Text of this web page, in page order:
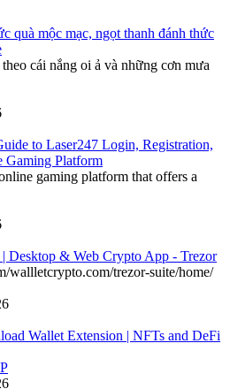
quà mộc mạc, ngọt thanh đánh thức
cái nắng oi ả và những cơn mưa
to Laser247 Login, Registration,
Gaming Platform
gaming platform that offers a
Desktop & Web Crypto App - Trezor
wallletcrypto.com/trezor-suite/home/
Wallet Extension | NFTs and DeFi